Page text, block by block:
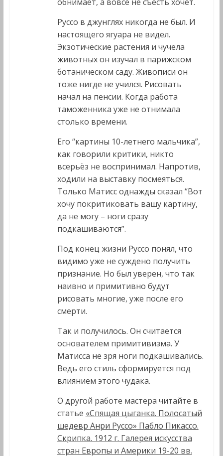
Руссо в джунглях никогда не был. И
настоящего ягуара не видел.
Экзотические растения и чучела
животных он изучал в парижском
ботаническом саду. Живописи он
тоже нигде не учился. Рисовать
начал на пенсии. Когда работа
таможенника уже не отнимала
столько времени.
Его “картины 10-летнего мальчика”,
как говорили критики, никто
всерьёз не воспринимал. Напротив,
ходили на выставку посмеяться.
Только Матисс однажды сказал “Вот
хочу покритиковать вашу картину,
да не могу – ноги сразу
подкашиваются”.
Под конец жизни Руссо понял, что
видимо уже не суждено получить
признание. Но был уверен, что так
наивно и примитивно будут
рисовать многие, уже после его
смерти.
Так и получилось. Он считается
основателем примитивизма. У
Матисса не зря ноги подкашивались.
Ведь его стиль сформируется под
влиянием этого чудака.
О другой работе мастера читайте в
статье «Спящая цыганка. Полосатый
шедевр Анри Руссо» Пабло Пикассо.
Скрипка. 1912 г. Галерея искусства
стран Европы и Америки 19-20 вв.